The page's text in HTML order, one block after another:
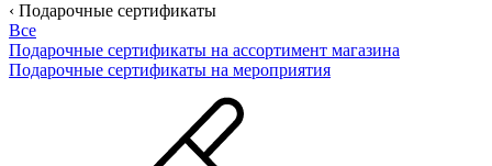
‹ Подарочные сертификаты
Все
Подарочные сертификаты на ассортимент магазина
Подарочные сертификаты на мероприятия